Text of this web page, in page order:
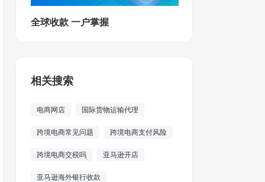
全球收款 一户掌握
相关搜索
电商网店 国际货物运输代理
跨境电商常见问题 跨境电商支付风险
跨境电商交税吗 亚马逊开店
亚马逊海外银行收款